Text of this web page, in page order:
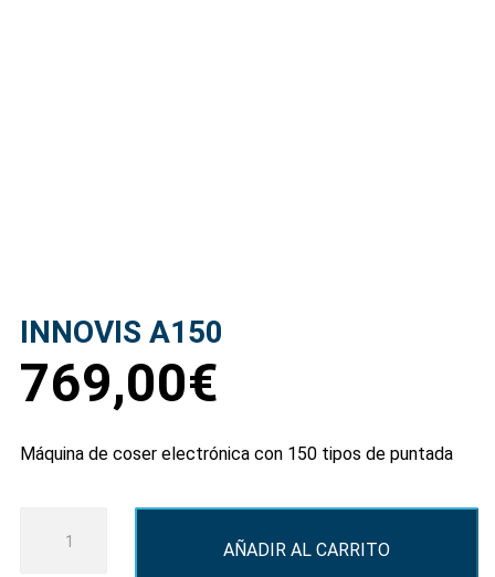
INNOVIS A150
769,00€
Máquina de coser electrónica con 150 tipos de puntada
AÑADIR AL CARRITO